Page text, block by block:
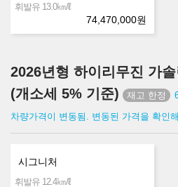
휘발유 13.0㎞/ℓ
74,470,000원
2026년형 하이리무진 가
(개소세 5% 기준)
차량가격이 변동됨. 변동된 가격을 확인
시그니처
휘발유 12.4㎞/ℓ